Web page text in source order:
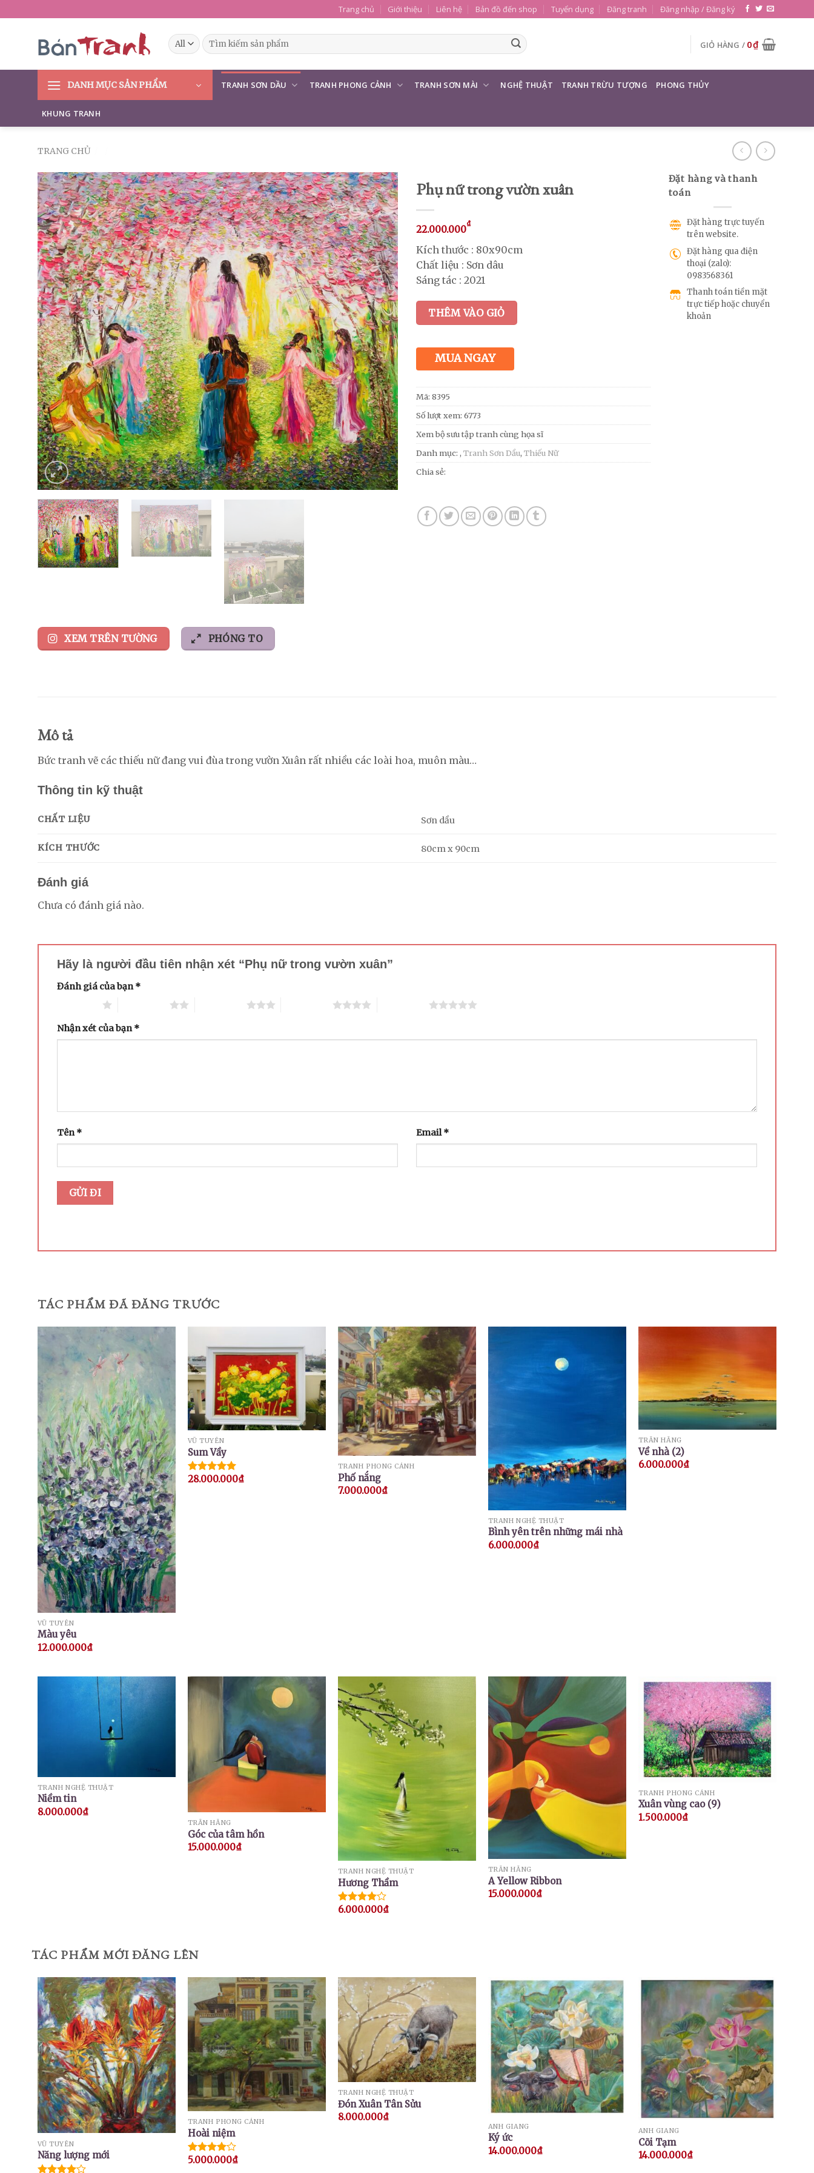
to
Trang chủ Giới thiệu Liên hệ Bản đồ đến shop Tuyển dụng Đăng tranh Đăng nhập / Đăng ký
Tìm
kiếm:
GIỎ HÀNG / 0₫
DANH MỤC SẢN PHẨM TRANH SƠN DẦU TRANH PHONG CẢNH TRANH SƠN MÀI NGHỆ THUẬT TRANH TRỪU TƯỢNG PHONG THỦY
KHUNG TRANH
TRANG CHỦ
XEM TRÊN TƯỜNG PHÓNG TO
Phụ nữ trong vườn xuân
22.000.000₫
Kích thước : 80x90cm
Chất liệu : Sơn dâu
Sáng tác : 2021
THÊM VÀO GIỎ
MUA NGAY
Mã: 8395
Số lượt xem: 6773
Xem bộ sưu tập tranh cùng họa sĩ
Danh mục: , Tranh Sơn Dầu, Thiếu Nữ
Chia sẻ:
Đặt hàng và thanh
toán
Đặt hàng trực tuyến
trên website.
Đặt hàng qua điện
thoại (zalo):
0983568361
Thanh toán tiền mặt
trực tiếp hoặc chuyển
khoản
Mô tả
Bức tranh vẽ các thiếu nữ đang vui đùa trong vườn Xuân rất nhiều các loài hoa, muôn màu…
Thông tin kỹ thuật
CHẤT LIỆU Sơn dầu
KÍCH THƯỚC 80cm x 90cm
Đánh giá
Chưa có đánh giá nào.
Hãy là người đầu tiên nhận xét “Phụ nữ trong vườn xuân”
Đánh giá của bạn*
Nhận xét của bạn*
Tên* Email*
TÁC PHẨM ĐÃ ĐĂNG TRƯỚC
VŨ TUYÊN
Màu yêu
12.000.000₫
VŨ TUYÊN
Sum Vầy
Được xếp
28.000.000₫
TRANH PHONG CẢNH
Phố nắng
7.000.000₫
TRANH NGHỆ THUẬT
Bình yên trên những mái nhà
6.000.000₫
TRẦN HẰNG
Về nhà (2)
6.000.000₫
TRANH NGHỆ THUẬT
Niềm tin
8.000.000₫
TRẦN HẰNG
Góc của tâm hồn
15.000.000₫
TRANH NGHỆ THUẬT
Hương Thầm
Được
6.000.000₫
TRẦN HẰNG
A Yellow Ribbon
15.000.000₫
TRANH PHONG CẢNH
Xuân vùng cao (9)
1.500.000₫
TÁC PHẨM MỚI ĐĂNG LÊN
VŨ TUYÊN
Năng lượng mới
TRANH PHONG CẢNH
Hoài niệm
Được
5.000.000₫
TRANH NGHỆ THUẬT
Đón Xuân Tân Sửu
8.000.000₫
ANH GIANG
Ký ức
14.000.000₫
ANH GIANG
Cõi Tạm
14.000.000₫